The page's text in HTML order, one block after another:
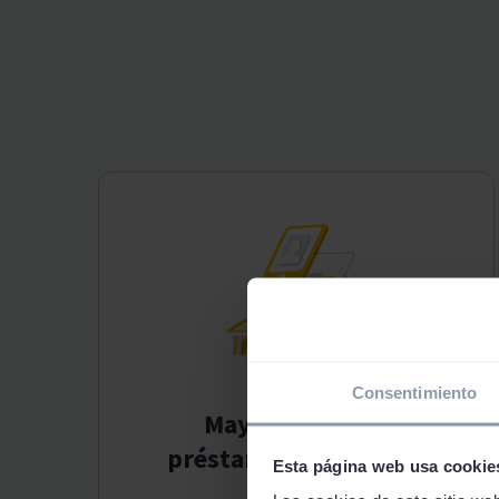
Consentimiento
Esta página web usa
Mayor índice de
préstamos aprobados